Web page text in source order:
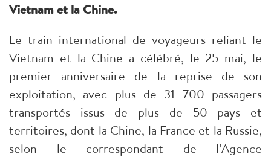
Vietnam et la Chine.
Le train international de voyageurs reliant le
Vietnam et la Chine a célébré, le 25 mai, le
premier anniversaire de la reprise de son
exploitation, avec plus de 31 700 passagers
transportés issus de plus de 50 pays et
territoires, dont la Chine, la France et la Russie,
selon le correspondant de l’Agence